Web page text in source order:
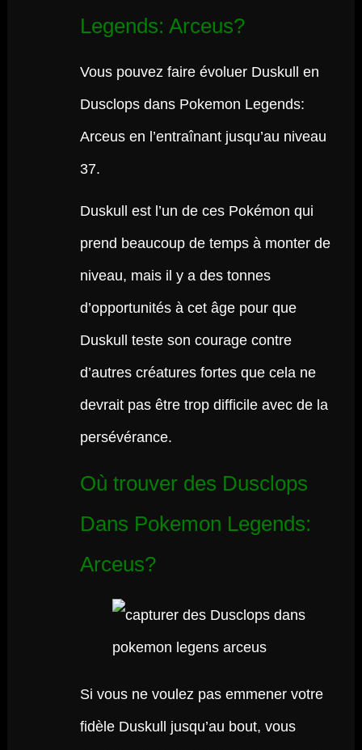
Legends: Arceus?
Vous pouvez faire évoluer Duskull en
Dusclops dans Pokemon Legends:
Arceus en l’entraînant jusqu’au niveau
37.
Duskull est l’un de ces Pokémon qui
prend beaucoup de temps à monter de
niveau, mais il y a des tonnes
d’opportunités à cet âge pour que
Duskull teste son courage contre
d’autres créatures fortes que cela ne
devrait pas être trop difficile avec de la
persévérance.
Où trouver des Dusclops
Dans Pokemon Legends:
Arceus?
Si vous ne voulez pas emmener votre
fidèle Duskull jusqu’au bout, vous